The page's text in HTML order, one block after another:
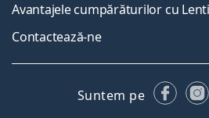
Avantajele cumpărăturilor cu
Contactează-ne
Suntem pe